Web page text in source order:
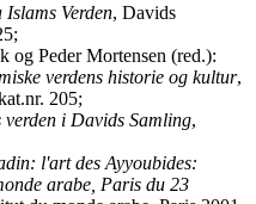
Verden, Davids
Peder Mortensen (red.):
verdens historie og kultur,
205;
verden i Davids Samling,
l'art des Ayyoubides:
arabe, Paris du 23